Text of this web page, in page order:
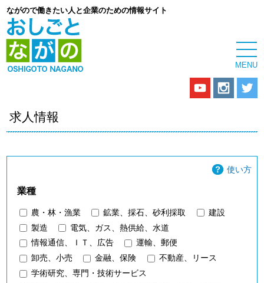
ながので働きたい人と企業のための情報サイト
求人情報
使い方
業種
農・林・漁業 鉱業、採石、砂利採取
建設
製造
電気、ガス、熱供給、水道
情報通信、ＩＴ、広告
運輸、郵便
卸売、小売
金融、保険
不動産、リース
学術研究、専門・技術サービス